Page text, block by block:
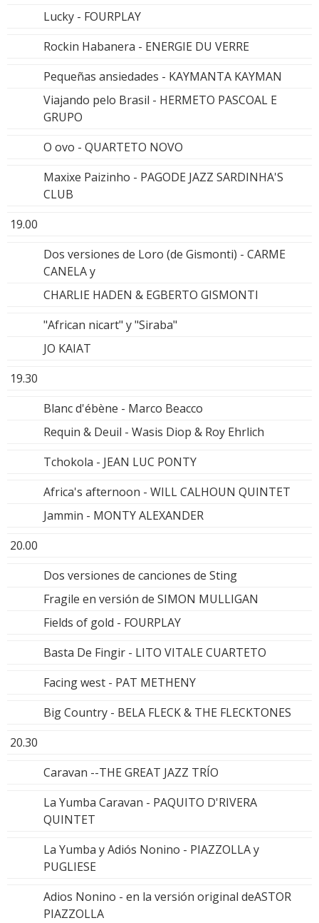
Lucky - FOURPLAY
Rockin Habanera - ENERGIE DU VERRE
Pequeñas ansiedades - KAYMANTA KAYMAN
Viajando pelo Brasil - HERMETO PASCOAL E
GRUPO
O ovo - QUARTETO NOVO
Maxixe Paizinho - PAGODE JAZZ SARDINHA'S
CLUB
19.00
Dos versiones de Loro (de Gismonti) - CARME
CANELA y
CHARLIE HADEN & EGBERTO GISMONTI
"African nicart" y "Siraba"
JO KAIAT
19.30
Blanc d'ébène - Marco Beacco
Requin & Deuil - Wasis Diop & Roy Ehrlich
Tchokola - JEAN LUC PONTY
Africa's afternoon - WILL CALHOUN QUINTET
Jammin - MONTY ALEXANDER
20.00
Dos versiones de canciones de Sting
Fragile en versión de SIMON MULLIGAN
Fields of gold - FOURPLAY
Basta De Fingir - LITO VITALE CUARTETO
Facing west - PAT METHENY
Big Country - BELA FLECK & THE FLECKTONES
20.30
Caravan --THE GREAT JAZZ TRÍO
La Yumba Caravan - PAQUITO D'RIVERA
QUINTET
La Yumba y Adiós Nonino - PIAZZOLLA y
PUGLIESE
Adios Nonino - en la versión original deASTOR
PIAZZOLLA